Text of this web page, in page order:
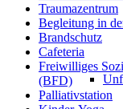
Traumazentrum
Begleitung in
Brandschutz
Cafeteria
Freiwilliges
(BFD)
Palliativstation